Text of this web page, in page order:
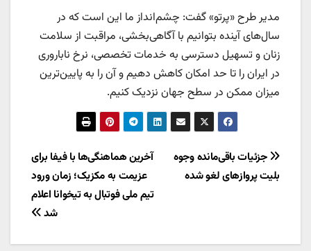
مدیر طرح «پرتو» گفت: چشم‌انداز ما این است که در
سال‌های آینده بتوانیم با آگاهی‌بخشی، مراقبت از سلامت
زنان و تسهیل دسترسی به خدمات تخصصی، نرخ ناباروری
در ایران را تا حد امکان کاهش دهیم و آن را به پایین‌ترین
میزان ممکن در سطح جهان نزدیک کنیم.
راهبری
نوشته
آخرین هماهنگی‌ها با فیفا برای
عزیمت به مکزیک؛ زمان ورود
تیم ملی فوتبال به تیخوانا اعلام
شد
جزئیات باقی‌مانده وجوه
بلیت پروازهای لغو شده